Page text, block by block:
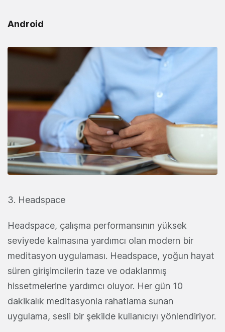
Android
3. Headspace
Headspace, çalışma performansının yüksek
seviyede kalmasına yardımcı olan modern bir
meditasyon uygulaması. Headspace, yoğun hayat
süren girişimcilerin taze ve odaklanmış
hissetmelerine yardımcı oluyor. Her gün 10
dakikalık meditasyonla rahatlama sunan
uygulama, sesli bir şekilde kullanıcıyı yönlendiriyor.